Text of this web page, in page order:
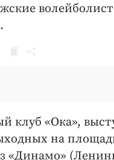
клуб «Ока»,
на
«Динамо»